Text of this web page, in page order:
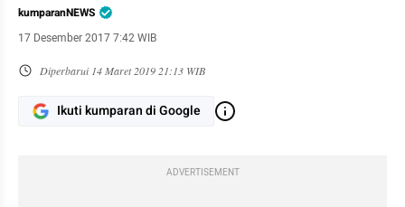
kumparanNEWS
17 Desember 2017 7:42 WIB
Diperbarui 14 Maret 2019 21:13 WIB
Ikuti kumparan di Google
ADVERTISEMENT